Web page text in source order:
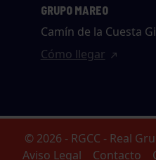
GRUPO MAREO
Camín de la Cuesta
Cómo llegar
© 2026 - RGCC - Real
Aviso Legal
Contacto